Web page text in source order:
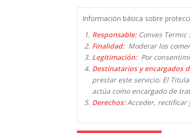
Información básica sobre
Responsable:Conves Termic
Finalidad:Moderar los
Legitimación:Por
Destinatarios y encargados
prestar este servicio. El
actúa como encargado de
Derechos:Acceder, rectificar